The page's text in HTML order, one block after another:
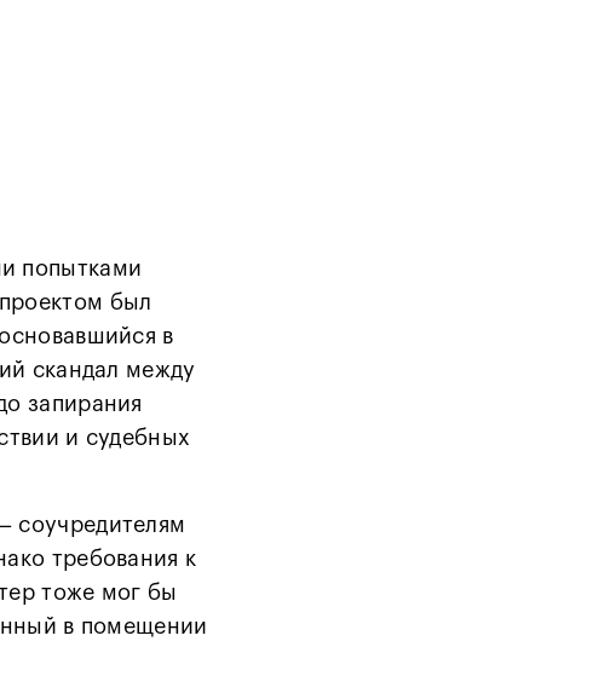
попытками
был
в
скандал между
запирания
и судебных
соучредителям
требования к
тоже мог бы
в помещении